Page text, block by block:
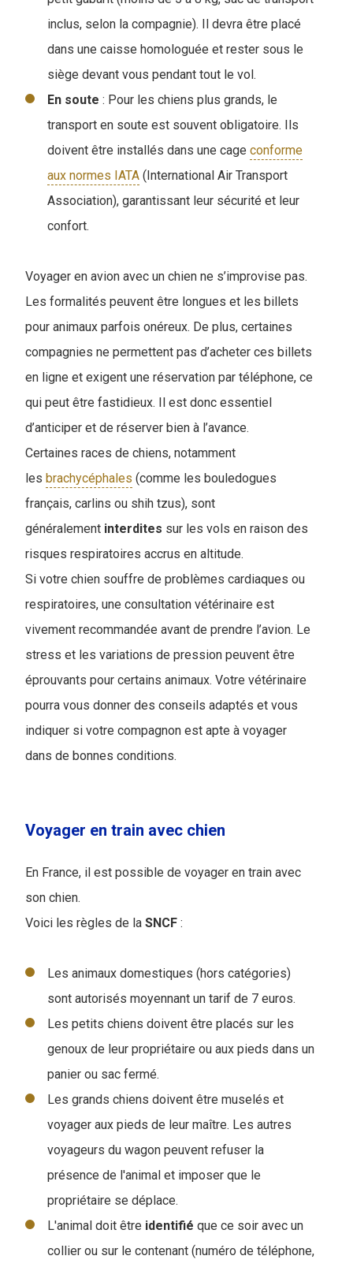
inclus, selon la compagnie). Il devra être placé
dans une caisse homologuée et rester sous le
siège devant vous pendant tout le vol.
En soute : Pour les chiens plus grands, le
transport en soute est souvent obligatoire. Ils
doivent être installés dans une cage conforme
aux normes IATA (International Air Transport
Association), garantissant leur sécurité et leur
confort.
Voyager en avion avec un chien ne s’improvise pas.
Les formalités peuvent être longues et les billets
pour animaux parfois onéreux. De plus, certaines
compagnies ne permettent pas d’acheter ces billets
en ligne et exigent une réservation par téléphone, ce
qui peut être fastidieux. Il est donc essentiel
d’anticiper et de réserver bien à l’avance.
Certaines races de chiens, notamment
les brachycéphales (comme les bouledogues
français, carlins ou shih tzus), sont
généralement interdites sur les vols en raison des
risques respiratoires accrus en altitude.
Si votre chien souffre de problèmes cardiaques ou
respiratoires, une consultation vétérinaire est
vivement recommandée avant de prendre l’avion. Le
stress et les variations de pression peuvent être
éprouvants pour certains animaux. Votre vétérinaire
pourra vous donner des conseils adaptés et vous
indiquer si votre compagnon est apte à voyager
dans de bonnes conditions.
Voyager en train avec chien
En France, il est possible de voyager en train avec
son chien.
Voici les règles de la SNCF :
Les animaux domestiques (hors catégories)
sont autorisés moyennant un tarif de 7 euros.
Les petits chiens doivent être placés sur les
genoux de leur propriétaire ou aux pieds dans un
panier ou sac fermé.
Les grands chiens doivent être muselés et
voyager aux pieds de leur maître. Les autres
voyageurs du wagon peuvent refuser la
présence de l'animal et imposer que le
propriétaire se déplace.
L'animal doit être identifié que ce soir avec un
collier ou sur le contenant (numéro de téléphone,